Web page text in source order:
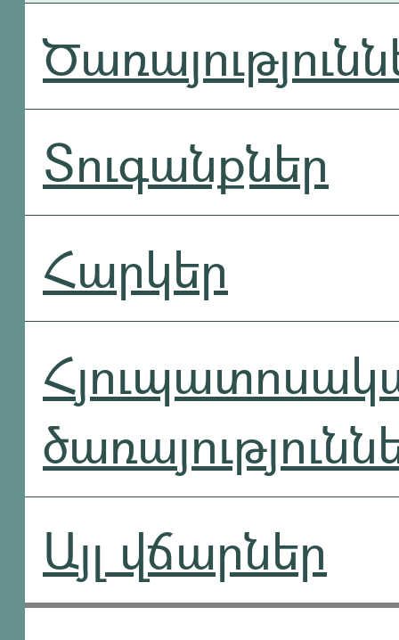
Տուգանքներ
Հարկեր
Այլ վճարներ